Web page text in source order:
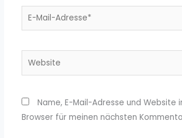
E-
Mail-
Website
Name, E-Mail-Adresse und Website
Browser für meinen nächsten